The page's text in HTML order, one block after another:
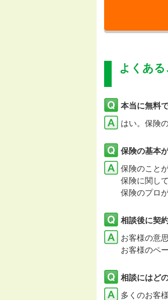
よくある
本当に無料
はい。保険
保険の基本
保険のこと
保険に関し
保険のプロ
相談後に契
お客様の意
お客様のペ
相談にはど
多くのお客